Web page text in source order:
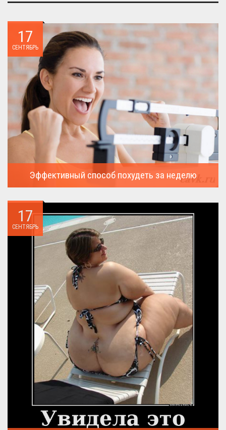
17
СЕНТЯБРЬ
Эффективный способ похудеть за неделю
всегда...
17
СЕНТЯБРЬ